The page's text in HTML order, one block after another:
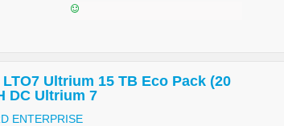
Ultrium 15 TB Eco Pack (20
DC Ultrium 7
ENTERPRISE